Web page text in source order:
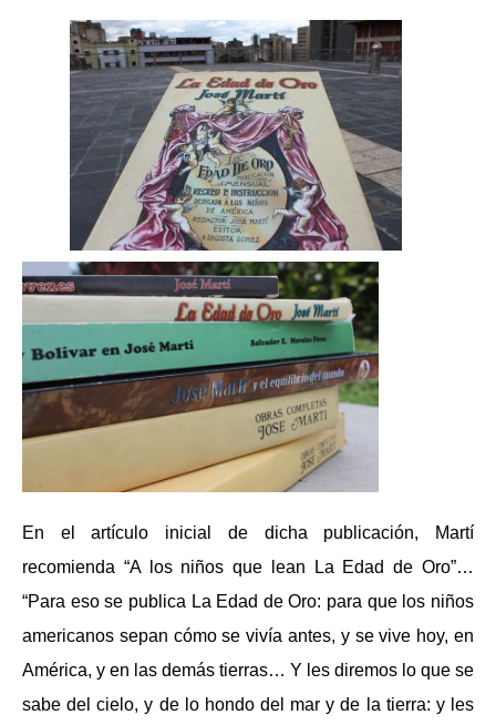
En el artículo inicial de dicha publicación, Martí
recomienda “A los niños que lean La Edad de Oro”…
“Para eso se publica La Edad de Oro: para que los niños
americanos sepan cómo se vivía antes, y se vive hoy, en
América, y en las demás tierras… Y les diremos lo que se
sabe del cielo, y de lo hondo del mar y de la tierra: y les